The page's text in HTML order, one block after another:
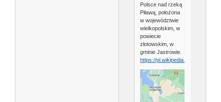
Polsce nad rzeką
Piławą, położona
w województwie
wielkopolskim, w
powiecie
złotowskim, w
gminie Jastrowie.
https://pl.wikipedia.org/wiki/